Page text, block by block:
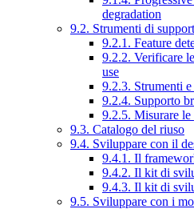
degradation
9.2. Strumenti di
9.2.1. Feature
9.2.2. Verificare
use
9.2.3. Strumenti
9.2.4. Supporto
9.2.5. Misurare le
9.3. Catalogo del riuso
9.4. Sviluppare con il
9.4.1. Il
9.4.2. Il kit di
9.4.3. Il kit di
9.5. Sviluppare con i